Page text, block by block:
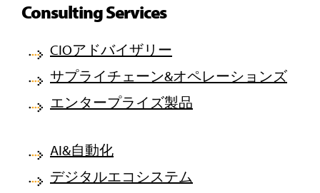
Consulting Services
CIOアドバイザリー
サプライチェーン&オペレーションズ
エンタープライズ製品
AI&自動化
デジタルエコシステム